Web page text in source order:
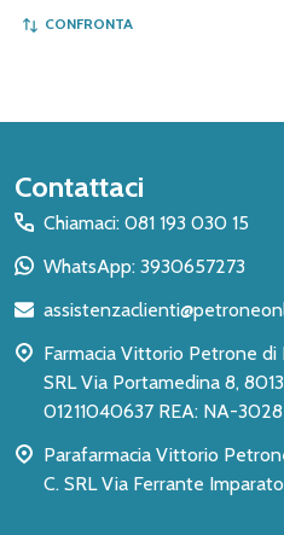
CONFRONTA
Inizio
del
piè
pagina
Contattaci
Chiamaci: 081 193 030 15
WhatsApp: 3930657273
Farmacia Vittorio Petrone
SRL Via Portamedina 8, 80134 - Napoli NA P.IVA:
01211040637 REA: NA-
Parafarmacia Vittorio
C. SRL Via Ferrante